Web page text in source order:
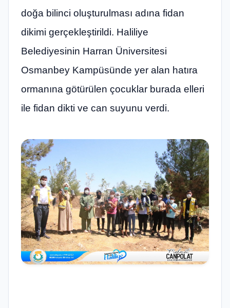
doğa bilinci oluşturulması adına fidan
dikimi gerçekleştirildi. Haliliye
Belediyesinin Harran Üniversitesi
Osmanbey Kampüsünde yer alan hatıra
ormanına götürülen çocuklar burada elleri
ile fidan dikti ve can suyunu verdi.